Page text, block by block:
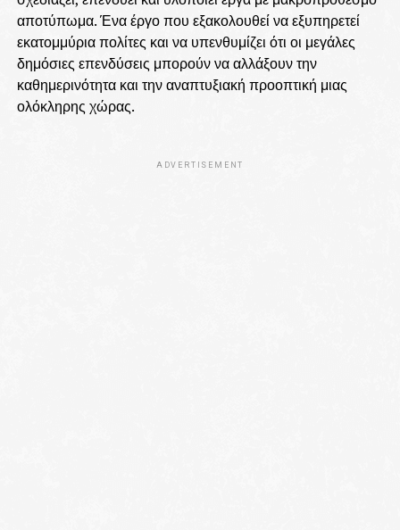
αποτύπωμα. Ένα έργο που εξακολουθεί να εξυπηρετεί
εκατομμύρια πολίτες και να υπενθυμίζει ότι οι μεγάλες
δημόσιες επενδύσεις μπορούν να αλλάξουν την
καθημερινότητα και την αναπτυξιακή προοπτική μιας
ολόκληρης χώρας.
ADVERTISEMENT